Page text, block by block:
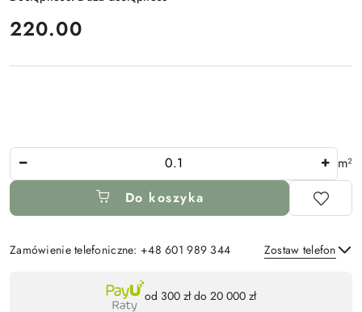
cena:
220.00
m²
Do koszyka
Zamówienie telefoniczne: +48 601 989 344 Zostaw telefon
od 300 zł do 20 000 zł